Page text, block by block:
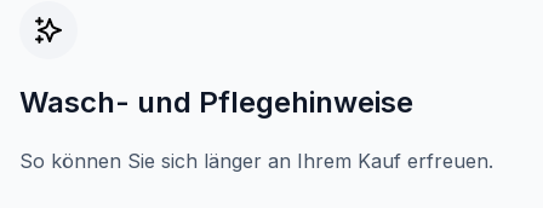
Wasch- und Pflegehinweise
So können Sie sich länger an Ihrem Kauf erfreuen.